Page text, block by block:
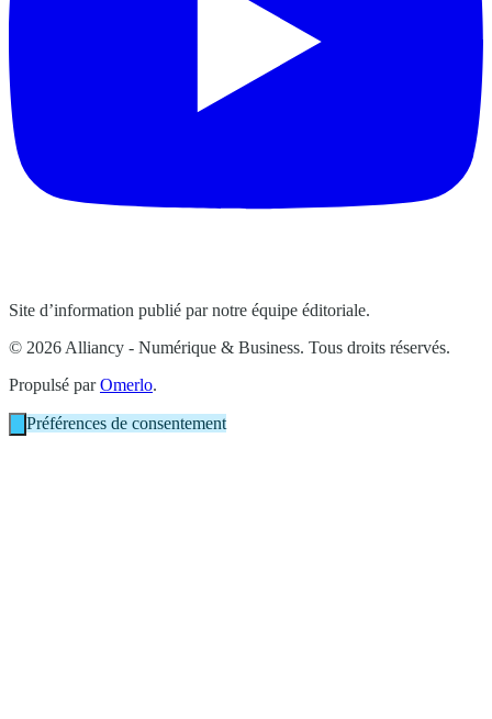
Site d’information publié par notre équipe éditoriale.
© 2026 Alliancy - Numérique & Business. Tous droits réservés.
Propulsé parOmerlo.
Préférences de consentement